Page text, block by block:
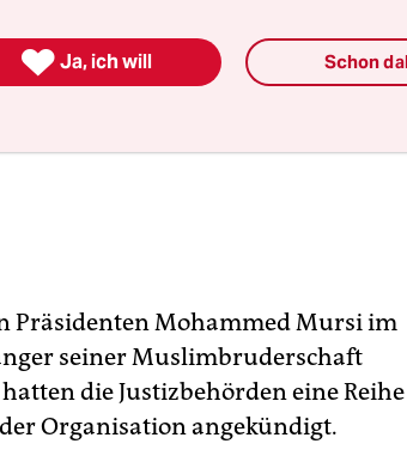
Präsidenten Mohammed Mursi im
seiner Muslimbruderschaft
die Justizbehörden eine Reihe
Organisation angekündigt.
 Ja, ich will Schon